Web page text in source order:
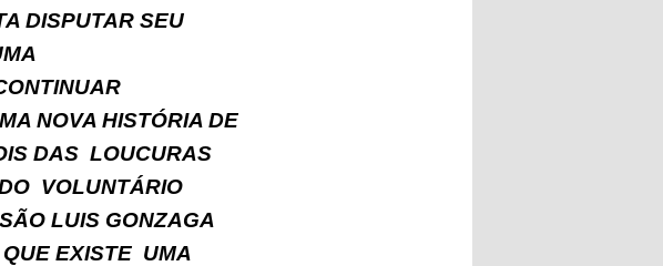
DISPUTAR SEU
NOVA HISTÓRIA DE
DAS LOUCURAS
VOLUNTÁRIO
LUIS GONZAGA
EXISTE UMA